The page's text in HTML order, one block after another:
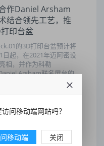
作Daniel Arsham
结合领先工艺，推
印台盆
的3D打印台盆预计将
日起，在2021年迈阿密设
相，并作为科勒
Arsham联名展台的
10-27 15:45:42
问移动端网站吗？
移动端 关闭